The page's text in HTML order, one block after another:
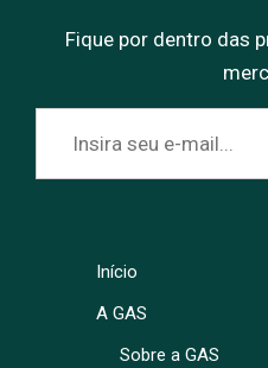
Fique por dentro das
Início
A GAS
Sobre a GAS